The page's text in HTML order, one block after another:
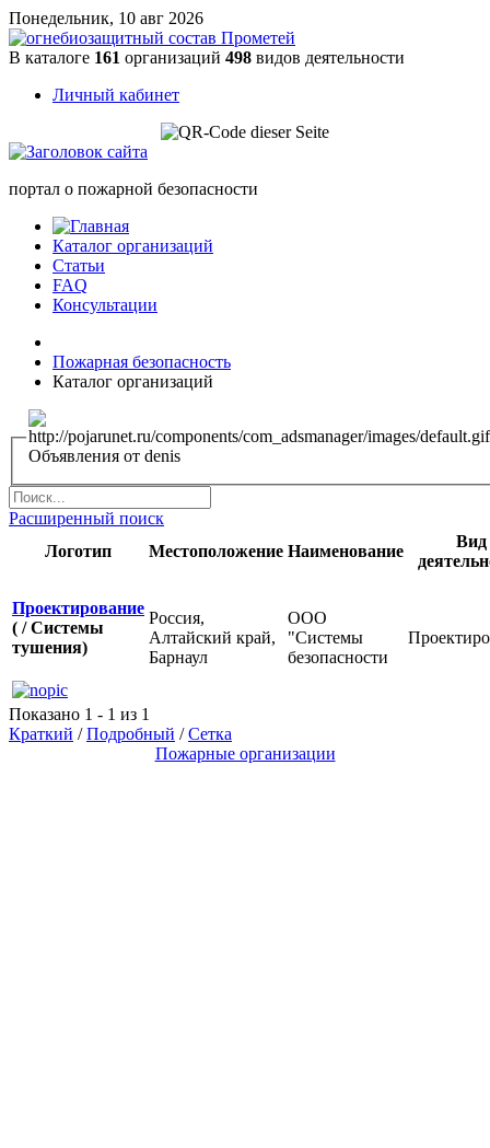
Понедельник, 10 авг 2026
В каталоге 161 организаций 498 видов деятельности
Личный кабинет
портал о пожарной безопасности
Каталог организаций
Статьи
FAQ
Консультации
Пожарная безопасность
Каталог организаций
Объявления от denis
Расширенный поиск
Логотип
Местоположение Наименование
Вид
Проектирование
( / Системы
тушения)
Россия,
Алтайский край,
Барнаул
ООО
"Системы
безопасности
Показано 1 - 1 из 1
Краткий /Подробный /Сетка
Пожарные организации